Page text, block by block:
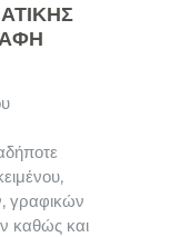
γραφικών
καθώς και